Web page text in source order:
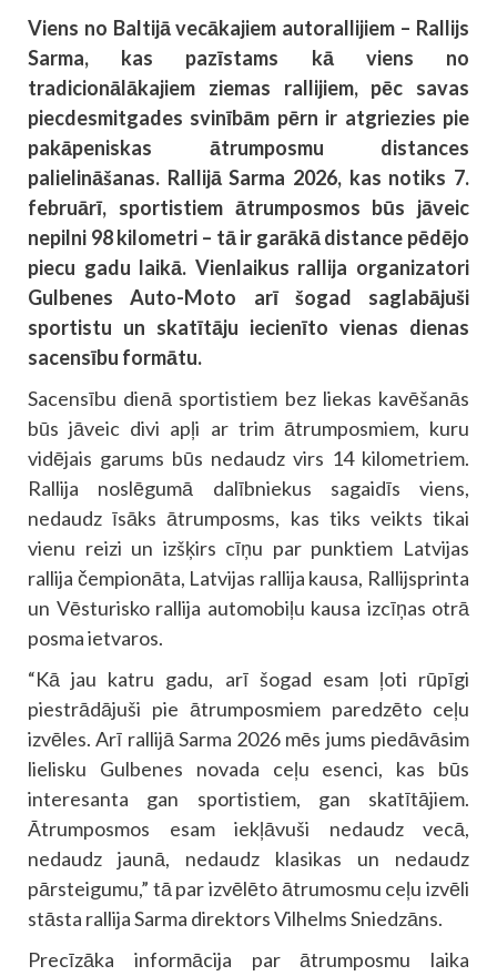
Viens no Baltijā vecākajiem autorallijiem – Rallijs
Sarma, kas pazīstams kā viens no
tradicionālākajiem ziemas rallijiem, pēc savas
piecdesmitgades svinībām pērn ir atgriezies pie
pakāpeniskas ātrumposmu distances
palielināšanas. Rallijā Sarma 2026, kas notiks 7.
februārī, sportistiem ātrumposmos būs jāveic
nepilni 98 kilometri – tā ir garākā distance pēdējo
piecu gadu laikā. Vienlaikus rallija organizatori
Gulbenes Auto-Moto arī šogad saglabājuši
sportistu un skatītāju iecienīto vienas dienas
sacensību formātu.
Sacensību dienā sportistiem bez liekas kavēšanās
būs jāveic divi apļi ar trim ātrumposmiem, kuru
vidējais garums būs nedaudz virs 14 kilometriem.
Rallija noslēgumā dalībniekus sagaidīs viens,
nedaudz īsāks ātrumposms, kas tiks veikts tikai
vienu reizi un izšķirs cīņu par punktiem Latvijas
rallija čempionāta, Latvijas rallija kausa, Rallijsprinta
un Vēsturisko rallija automobiļu kausa izcīņas otrā
posma ietvaros.
“Kā jau katru gadu, arī šogad esam ļoti rūpīgi
piestrādājuši pie ātrumposmiem paredzēto ceļu
izvēles. Arī rallijā Sarma 2026 mēs jums piedāvāsim
lielisku Gulbenes novada ceļu esenci, kas būs
interesanta gan sportistiem, gan skatītājiem.
Ātrumposmos esam iekļāvuši nedaudz vecā,
nedaudz jaunā, nedaudz klasikas un nedaudz
pārsteigumu,” tā par izvēlēto ātrumosmu ceļu izvēli
stāsta rallija Sarma direktors Vilhelms Sniedzāns.
Precīzāka informācija par ātrumposmu laika